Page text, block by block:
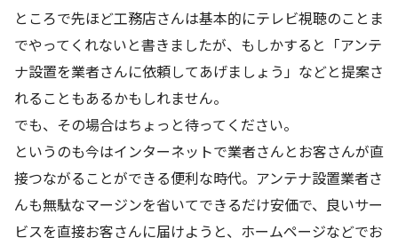
ところで先ほど工務店さんは基本的にテレビ視聴のことま
でやってくれないと書きましたが、もしかすると「アンテ
ナ設置を業者さんに依頼してあげましょう」などと提案さ
れることもあるかもしれません。
でも、その場合はちょっと待ってください。
というのも今はインターネットで業者さんとお客さんが直
接つながることができる便利な時代。アンテナ設置業者さ
んも無駄なマージンを省いてできるだけ安価で、良いサー
ビスを直接お客さんに届けようと、ホームページなどでお